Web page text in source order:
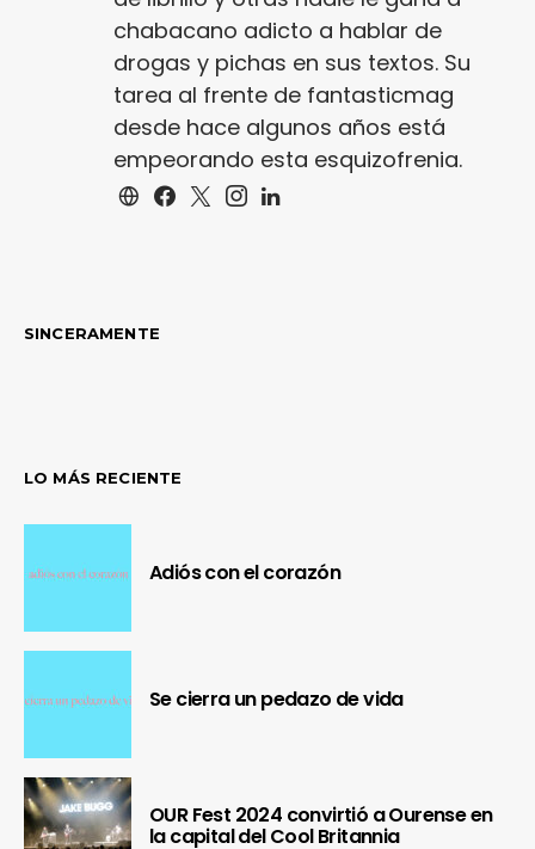
chabacano adicto a hablar de
drogas y pichas en sus textos. Su
tarea al frente de fantasticmag
desde hace algunos años está
empeorando esta esquizofrenia.
SINCERAMENTE
LO MÁS RECIENTE
Adiós con el corazón
Se cierra un pedazo de vida
OUR Fest 2024 convirtió a Ourense en
la capital del Cool Britannia